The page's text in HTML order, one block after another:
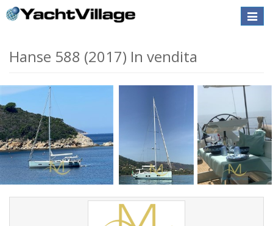
Toggle
Hanse 588 (2017) In vendita